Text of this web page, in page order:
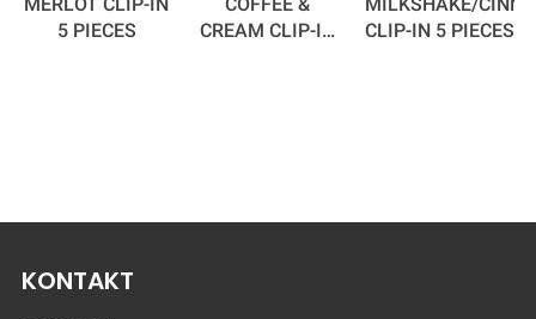
MERLOT CLIP-IN
5 PIECES
COFFEE &
CREAM CLIP-IN
MILKSHAKE/
CLIP-IN 5 PIECES
KONTAKT